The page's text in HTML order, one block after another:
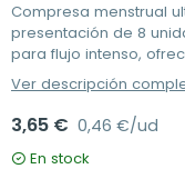
Compresa menstrual
presentación de 8
para flujo intenso,
Ver descripción
3,65 € 0,46 €/ud
En stock